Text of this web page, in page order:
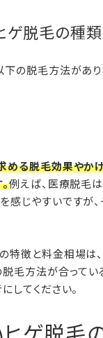
ゲ脱毛の種
下の脱毛方法があり
める脱毛効果やか
例えば、医療脱毛
感じやすいですが
特徴と料金相場は
脱毛方法が合って
してください。